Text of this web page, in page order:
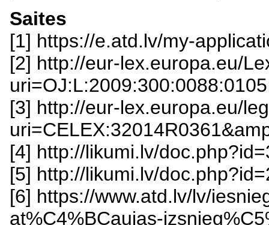
Saites
[1] https://e.atd.lv/my-
[2] http://eur-lex.europa.eu/
[3] http://eur-lex.europa.eu/
[4] http://likumi.lv/
[5] http://likumi.lv/
[6] https://www.atd.lv/lv/
at%C4%BCaujas-